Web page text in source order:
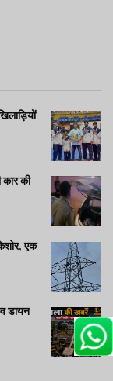
कार की
एक
डायन